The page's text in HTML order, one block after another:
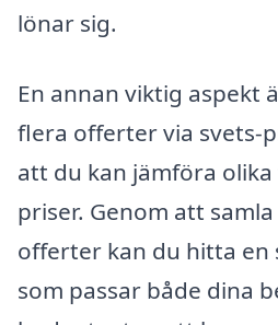
lönar sig.
En annan viktig aspekt
flera offerter via svets-
att du kan jämföra
priser. Genom att
offerter kan du hitta en
som passar både dina